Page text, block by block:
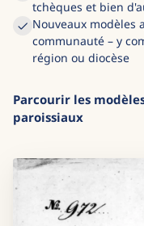
Sütterlin couvrant
Kyrkoböcker
tchèques et bien
Nouveaux modèles
Parcourir les